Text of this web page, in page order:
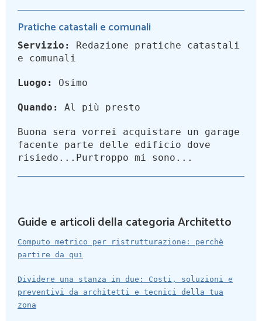
Pratiche catastali e comunali
Servizio:
Redazione pratiche catastali
e comunali
Luogo: Osimo
Quando: Al più presto
Buona sera vorrei acquistare un garage
facente parte delle edificio dove
risiedo...Purtroppo mi sono...
Guide e articoli della categoria Architetto
Computo metrico per ristrutturazione: perchè
partire da qui
Dividere una stanza in due: Costi, soluzioni e
preventivi da architetti e tecnici della tua
zona